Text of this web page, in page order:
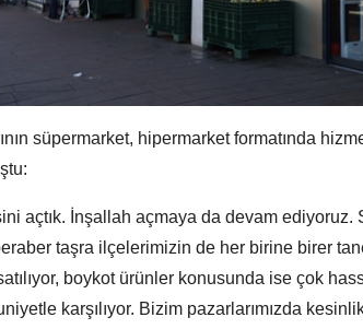
süpermarket, hipermarket formatında
açtık. İnşallah açmaya da devam ediyoruz.
taşra ilçelerimizin de her birine birer
boykot ürünler konusunda ise çok
karşılıyor. Bizim pazarlarımızda